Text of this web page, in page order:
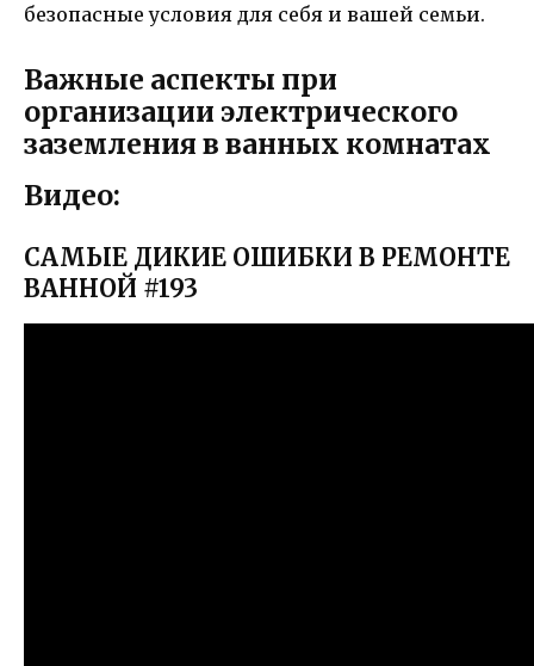
безопасные условия для себя и вашей семьи.
Важные аспекты при
организации электрического
заземления в ванных комнатах
Видео:
САМЫЕ ДИКИЕ ОШИБКИ В РЕМОНТЕ
ВАННОЙ #193